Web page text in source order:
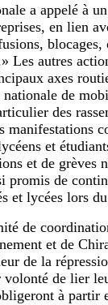
a appelé à
en lien
blocages,
Les autres
axes
de
des
manifestations
et
et de grèves
promis de
et lycées lors
de
et de
de la
de lier
à partir